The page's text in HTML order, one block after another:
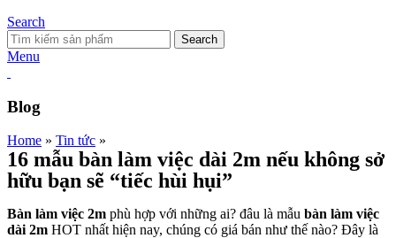
Search
Search
Menu
Blog
Home » Tin tức »
16 mẫu bàn làm việc dài 2m nếu không sở
hữu bạn sẽ “tiếc hùi hụi”
Bàn làm việc 2m phù hợp với những ai? đâu là mẫu bàn làm việc
dài 2m HOT nhất hiện nay, chúng có giá bán như thế nào? Đây là